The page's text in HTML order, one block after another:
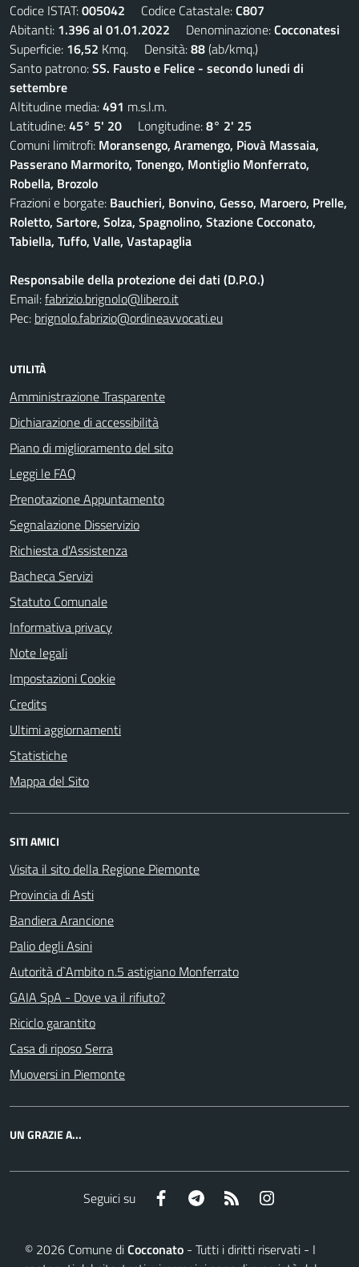
Codice ISTAT:005042 Codice Catastale:C807
Abitanti: 1.396 al 01.01.2022 Denominazione:Cocconatesi
Superficie: 16,52 Kmq. Densità:88(ab/kmq.)
Santo patrono:SS. Fausto e Felice - secondo lunedi di
settembre
Altitudine media:491 m.s.l.m.
Latitudine:45° 5' 20 Longitudine:8° 2' 25
Comuni limitrofi: Moransengo, Aramengo, Piovà Massaia,
Passerano Marmorito, Tonengo, Montiglio Monferrato,
Robella, Brozolo
Frazioni e borgate: Bauchieri, Bonvino, Gesso, Maroero, Prelle,
Roletto, Sartore, Solza, Spagnolino, Stazione Cocconato,
Tabiella, Tuffo, Valle, Vastapaglia
Responsabile della protezione dei dati (D.P.O.)
Email:fabrizio.brignolo@libero.it
Pec: brignolo.fabrizio@ordineavvocati.eu
UTILITÀ
Amministrazione Trasparente
Dichiarazione di accessibilità
Piano di miglioramento del sito
Leggi le FAQ
Prenotazione Appuntamento
Segnalazione Disservizio
Richiesta d'Assistenza
Bacheca Servizi
Statuto Comunale
Informativa privacy
Note legali
Impostazioni Cookie
Credits
Ultimi aggiornamenti
Statistiche
Mappa del Sito
SITI AMICI
Visita il sito della Regione Piemonte
Provincia di Asti
Bandiera Arancione
Palio degli Asini
Autorità d`Ambito n.5 astigiano Monferrato
GAIA SpA - Dove va il rifiuto?
Riciclo garantito
Casa di riposo Serra
Muoversi in Piemonte
UN GRAZIE A...
Seguici su Facebook Telegram RSS
© 2026Comune diCocconato- Tutti i diritti riservati - I